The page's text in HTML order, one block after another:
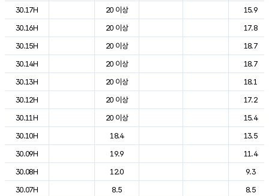
30.17H
20 이상
15.9
30.16H
20 이상
17.8
30.15H
20 이상
18.7
30.14H
20 이상
18.7
30.13H
20 이상
18.1
30.12H
20 이상
17.2
30.11H
20 이상
15.4
30.10H
18.4
13.5
30.09H
19.9
11.4
30.08H
12.0
9.3
30.07H
8.5
8.5